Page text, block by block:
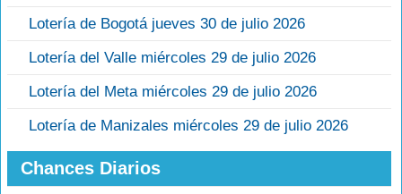
Lotería de Bogotá jueves 30 de julio 2026
Lotería del Valle miércoles 29 de julio 2026
Lotería del Meta miércoles 29 de julio 2026
Lotería de Manizales miércoles 29 de julio 2026
Chances Diarios